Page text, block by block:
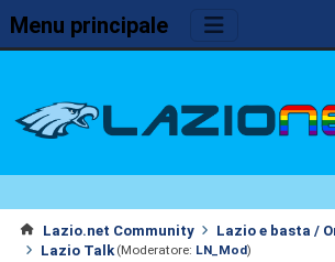
Menu principale
Lazio.net Community
Lazio e basta /
Lazio Talk (Moderatore: LN_Mod)